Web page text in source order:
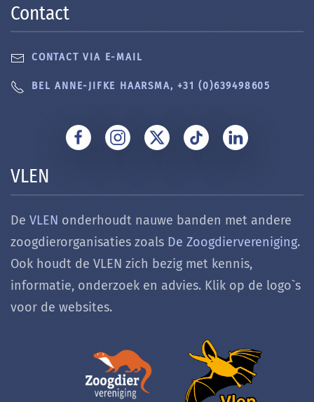
Contact
CONTACT VIA E-MAIL
BEL ANNE-JIFKE HAARSMA, +31 (0)639498605
VLEN
De VLEN onderhoudt nauwe banden met andere
zoogdierorganisaties zoals De Zoogdiervereniging.
Ook houdt de VLEN zich bezig met kennis,
informatie, onderzoek en advies. Klik op de logo`s
voor de websites.